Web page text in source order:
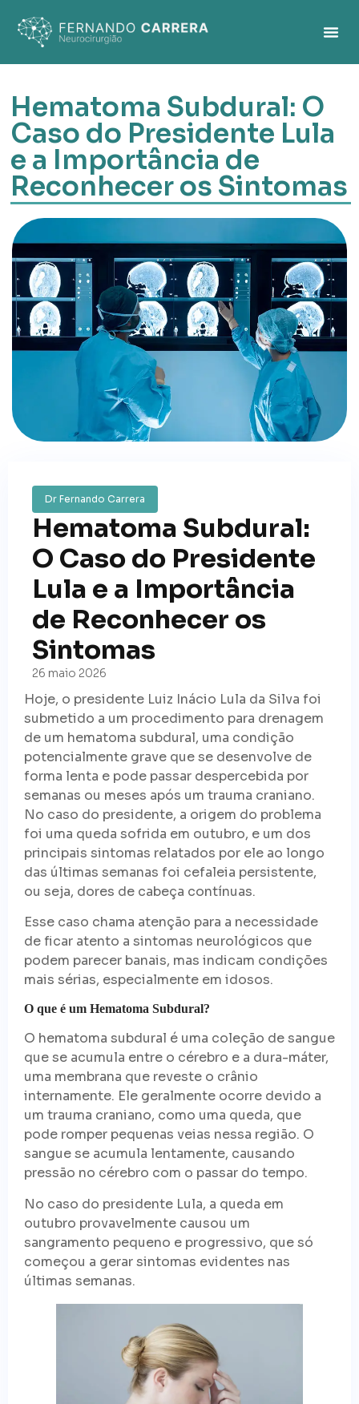
Hematoma Subdural: O
Caso do Presidente Lula
e a Importância de
Reconhecer os Sintomas
Dr Fernando Carrera
Hematoma Subdural:
O Caso do Presidente
Lula e a Importância
de Reconhecer os
Sintomas
26 maio 2026
Hoje, o presidente Luiz Inácio Lula da Silva foi
submetido a um procedimento para drenagem
de um hematoma subdural, uma condição
potencialmente grave que se desenvolve de
forma lenta e pode passar despercebida por
semanas ou meses após um trauma craniano.
No caso do presidente, a origem do problema
foi uma queda sofrida em outubro, e um dos
principais sintomas relatados por ele ao longo
das últimas semanas foi cefaleia persistente,
ou seja, dores de cabeça contínuas.
Esse caso chama atenção para a necessidade
de ficar atento a sintomas neurológicos que
podem parecer banais, mas indicam condições
mais sérias, especialmente em idosos.
O que é um Hematoma Subdural?
O hematoma subdural é uma coleção de sangue
que se acumula entre o cérebro e a dura-máter,
uma membrana que reveste o crânio
internamente. Ele geralmente ocorre devido a
um trauma craniano, como uma queda, que
pode romper pequenas veias nessa região. O
sangue se acumula lentamente, causando
pressão no cérebro com o passar do tempo.
No caso do presidente Lula, a queda em
outubro provavelmente causou um
sangramento pequeno e progressivo, que só
começou a gerar sintomas evidentes nas
últimas semanas.